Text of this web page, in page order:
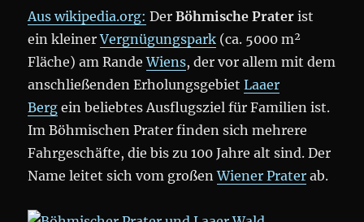
Aus wikipedia.org: DerBöhmische Prater ist
ein kleinerVergnügungspark (ca. 5000 m²
Fläche) am RandeWiens, der vor allem mit dem
anschließenden ErholungsgebietLaaer
Berg ein beliebtes Ausflugsziel für Familien ist.
Im Böhmischen Prater finden sich mehrere
Fahrgeschäfte, die bis zu 100 Jahre alt sind. Der
Name leitet sich vom großenWiener Prater ab.